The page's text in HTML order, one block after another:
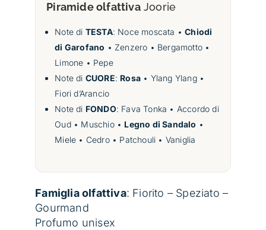
Piramide olfattivaJoorie
Note di TESTA: Noce moscata •Chiodi
di Garofano • Zenzero • Bergamotto •
Limone • Pepe
Note di CUORE: Rosa• Ylang Ylang •
Fiori d’Arancio
Note di FONDO: Fava Tonka • Accordo di
Oud • Muschio • Legno di Sandalo •
Miele • Cedro • Patchouli • Vaniglia
Famiglia olfattiva: Fiorito – Speziato –
Gourmand
Profumo unisex